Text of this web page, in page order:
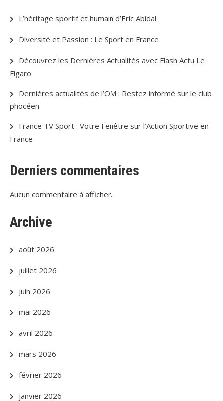
L’héritage sportif et humain d’Eric Abidal
Diversité et Passion : Le Sport en France
Découvrez les Dernières Actualités avec Flash Actu Le
Figaro
Dernières actualités de l’OM : Restez informé sur le club
phocéen
France TV Sport : Votre Fenêtre sur l’Action Sportive en
France
Derniers commentaires
Aucun commentaire à afficher.
Archive
août 2026
juillet 2026
juin 2026
mai 2026
avril 2026
mars 2026
février 2026
janvier 2026